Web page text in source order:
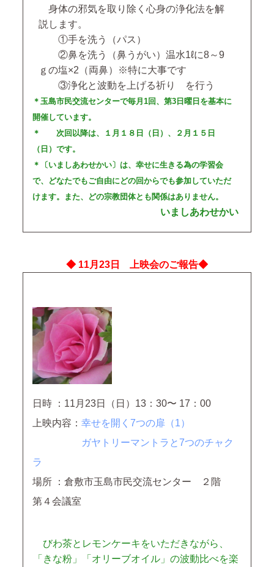
身体の邪気を取り除く心身の浄化法を解
説します。
①手を洗う（パス）
②鼻を洗う（鼻うがい）温水1ℓに8～9
ｇの塩×2（両鼻）※特に大事です
③浄化と波動を上げる祈り を行う
＊玉島市民交流センターで毎月1回、第3日曜日を基本に
開催しています。
＊ 次回以降は、１月１８日（日）、２月１５日
（日）です。
＊〔いましあわせかい〕は、幸せに生きる為の学習会
で、どなたでもご自由にどの回からでも参加していただ
けます。また、どの宗教団体とも関係はありません。
いましあわせかい
◆ 11月23日 上映会のご報告◆
日時 ：11月23日（日）13：30〜 17：00
上映内容： 幸せを開く7つの扉（1）
ガヤトリーマントラと7つのチャク
ラ
場所 ：倉敷市玉島市民交流センター ２階
第４会議室
びわ茶とレモンケーキをいただきながら、
「きな粉」「オリーブオイル」の波動比べを楽